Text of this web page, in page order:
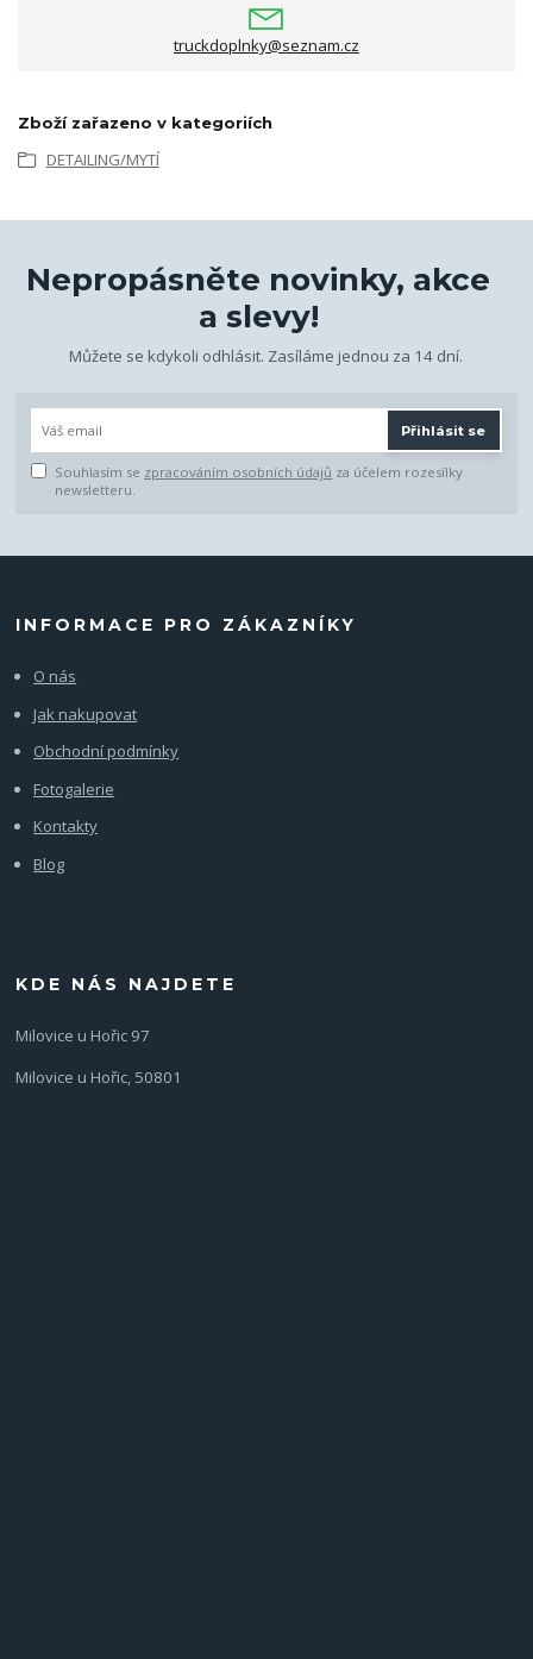
truckdoplnky@seznam.cz
Zboží zařazeno v kategoriích
DETAILING/MYTÍ
Nepropásněte novinky, akce
a slevy!
Můžete se kdykoli odhlásit. Zasíláme jednou za 14 dní.
Přihlásit se
Souhlasím se zpracováním osobních údajů za účelem rozesílky
newsletteru.
INFORMACE PRO ZÁKAZNÍKY
O nás
Jak nakupovat
Obchodní podmínky
Fotogalerie
Kontakty
Blog
KDE NÁS NAJDETE
Milovice u Hořic 97
Milovice u Hořic, 50801